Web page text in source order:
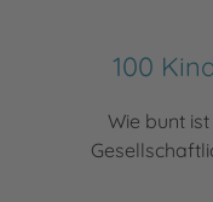
100
Wie bunt